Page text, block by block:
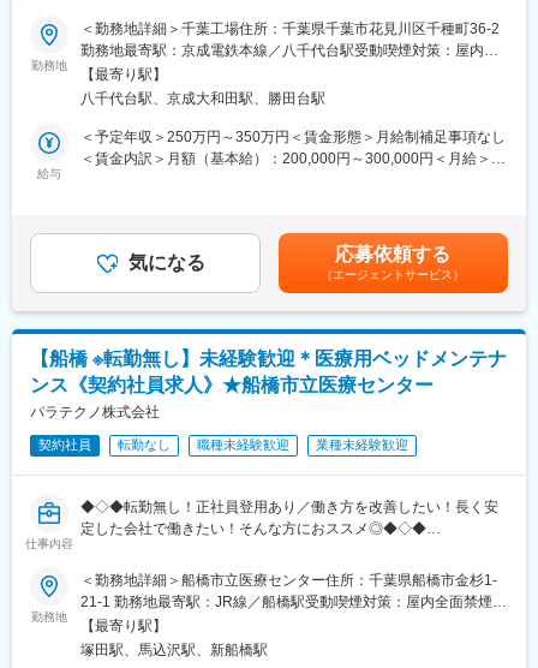
同社は「人の役に立ちたい」「医療に貢献したい」という思いや
りを持った社員が活躍しており、お互いに助け合う風土が根付い
ています。
今から70年近く前、病院で骨折治療をする際には、看護師の方が
した。
「看護師の方の負担を軽くしたい」、「患者さんが早く治療を受
の開発に込められた創業者や社員の志が、アルケアの全ての原点
です。
変更の範囲：会社の定める業務
■主な業務内容：
・サンプル入出庫管理
・セールスフォースでの発送等に関わる業務（発送伝票の出力）
・展示会の物品管理および準備、発送業務
■その他業務内容：
・臨床試用書、カタログ、販促ツールの管理
・事業部の備品貸出
■お仕事のミッション：
・営業ロジで生産性をアップし、サンプルの発送業務等を効率良
■組織構成：
部長1名、課長1名、メンバー4名が在籍。
※千葉工場勤務の社員は2名、ほかアルバイト社員、派遣社員が在
◆◇◆アルケアについて◆◇◆
りを持った社員が活躍しており、お互いに助け合う風土が根付い
ています。
数時間かけて包帯に石膏を塗り込む「ギプス包帯」を作っていま
した。
「看護師の方の負担を軽くしたい」、「患者さんが早く治療を受
けられるようにしたい」という想いから、国内初の「スピードギ
勤務地
＜勤務地詳細＞千葉工場住所：千葉県千葉市花見川区千種町36-2
勤務地最寄駅：京成電鉄本線／八千代台駅受動喫煙対策：屋内全
面禁煙変更の範囲：無
【最寄り駅】
八千代台駅、京成大和田駅、勝田台駅
給与
＜予定年収＞250万円～350万円＜賃金形態＞月給制補足事項なし
＜賃金内訳＞月額（基本給）：200,000円～300,000円＜月給＞
があります。月給(月額)は固定手当を含めた表記です。
気になる 応募依頼する
（エージェントサービス）
【船橋 ※転勤無し】未経験歓迎＊医療用ベッドメンテナ
ンス《契約社員求人》★船橋市立医療センター
パラテクノ株式会社
契約社員 転勤なし 職種未経験歓迎 業種未経験歓迎
仕事内容
◆◇◆転勤無し！正社員登用あり／働き方を改善したい！長く安
定した会社で働きたい！そんな方におススメ◎◆◇◆
【業務内容】
（1）：パラマウントベッド製品（ベッド、備品）の修理、点検
（2）：ベッド洗浄機によるベッド洗浄、洗浄後の清拭・メンテナ
ンス・ベッドメイク作業
（3）：病棟からの修理、点検、洗浄依頼受付、対応
勤務地
＜勤務地詳細＞船橋市立医療センター住所：千葉県船橋市金杉1-
21-1 勤務地最寄駅：JR線／船橋駅受動喫煙対策：屋内全面禁煙変
更の範囲：会社の定める事業所
【最寄り駅】
塚田駅、馬込沢駅、新船橋駅